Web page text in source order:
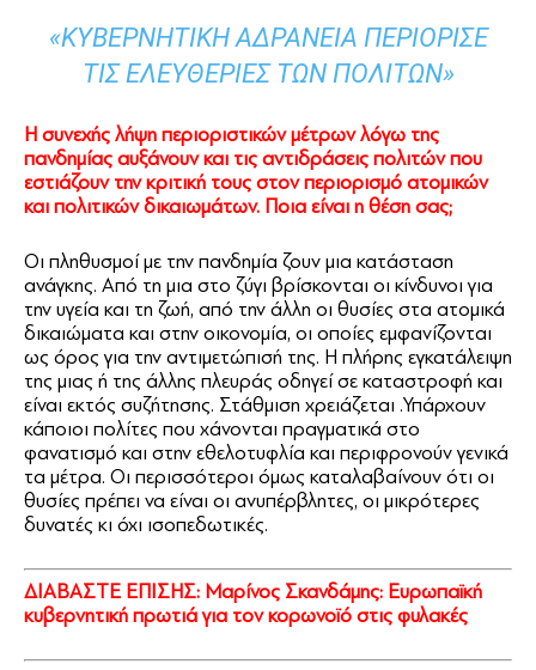
«ΚΥΒΕΡΝΗΤΙΚΉ ΑΔΡΆΝΕΙΑ ΠΕΡΙΌΡΙΣΕ
ΤΙΣ ΕΛΕΥΘΕΡΊΕΣ ΤΩΝ ΠΟΛΙΤΏΝ»
Η συνεχής λήψη περιοριστικών μέτρων λόγω της
πανδημίας αυξάνουν και τις αντιδράσεις πολιτών που
εστιάζουν την κριτική τους στον περιορισμό ατομικών
και πολιτικών δικαιωμάτων. Ποια είναι η θέση σας;
Οι πληθυσμοί με την πανδημία ζουν μια κατάσταση
ανάγκης. Από τη μια στο ζύγι βρίσκονται οι κίνδυνοι για
την υγεία και τη ζωή, από την άλλη οι θυσίες στα ατομικά
δικαιώματα και στην οικονομία, οι οποίες εμφανίζονται
ως όρος για την αντιμετώπισή της. Η πλήρης εγκατάλειψη
της μιας ή της άλλης πλευράς οδηγεί σε καταστροφή και
είναι εκτός συζήτησης. Στάθμιση χρειάζεται .Υπάρχουν
κάποιοι πολίτες που χάνονται πραγματικά στο
φανατισμό και στην εθελοτυφλία και περιφρονούν γενικά
τα μέτρα. Οι περισσότεροι όμως καταλαβαίνουν ότι οι
θυσίες πρέπει να είναι οι ανυπέρβλητες, οι μικρότερες
δυνατές κι όχι ισοπεδωτικές.
ΔΙΑΒΑΣΤΕ ΕΠΙΣΗΣ: Μαρίνος Σκανδάμης: Ευρωπαϊκή
κυβερνητική πρωτιά για τον κορωνοϊό στις φυλακές